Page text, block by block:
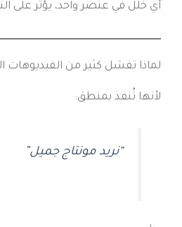
أي خلل في عنصر واحد، يؤثر على
لماذا تفشل كثير من الفيديوهات
لأنها تُنفذ بمنطق:
“نريد مونتاج جميل”